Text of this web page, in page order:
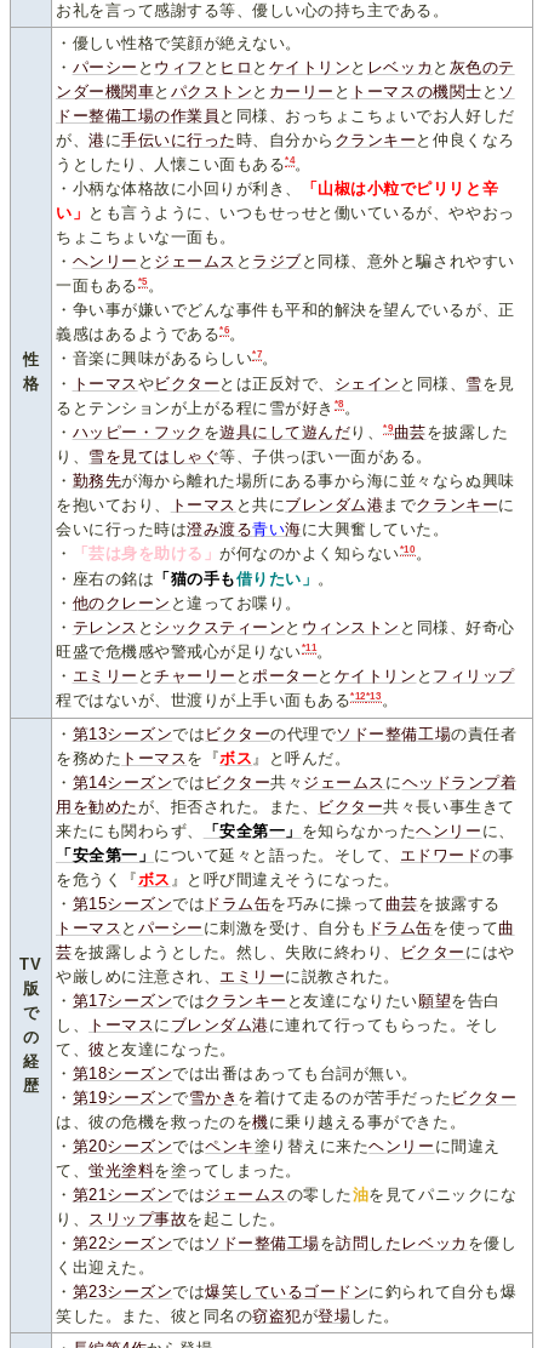
お礼を言って感謝する等、優しい心の持ち主である。
性
格
・優しい性格で笑顔が絶えない。
・ パーシー と ウィフ と ヒロ と ケイトリン と レベッカ と 灰色のテ
ンダー機関車と パクストン と カーリー と トーマスの機関士 と ソ
ドー整備工場の作業員 と同様、おっちょこちょいでお人好しだ
が、港に手伝いに行った時、自分から クランキー と仲良くなろ
うとしたり、人懐こい面もある*4。
・小柄な体格故に小回りが利き、
「山椒は小粒でピリリと辛
い」 とも言うように、いつもせっせと働いているが、ややおっ
ちょこちょいな一面も。
・ ヘンリー と ジェームス と ラジブ と同様、意外と騙されやすい
一面もある *5。
・争い事が嫌いでどんな事件も平和的解決を望んでいるが、正
義感はあるようである*6。
・音楽に興味があるらしい*7。
・
トーマス やビクター とは正反対で、 シェイン と同様、 雪を見
るとテンションが上がる程に雪が好き *8。
・ ハッピー・フック を遊具にして遊んだり、*9曲芸を披露した
り、 雪を見てはしゃぐ等、子供っぽい一面がある。
・ 勤務先が海から離れた場所にある事から海に並々ならぬ興味
を抱いており、
トーマス と共にブレンダム港までクランキーに
会いに行った時は澄み渡る青い海に大興奮していた。
・
「芸は身を助ける」が何なのかよく知らない*10。
・座右の銘は 「猫の手も借りたい」 。
・ 他のク レ ーン と違ってお喋り。
・ テレンス と シックスティーン と ウィンストン と同様、好奇心
旺盛で危機感や警戒心が足りない*11。
・ エミリー とチャーリー とポーター と ケイトリン と フィリップ
程ではないが、世渡りが上手い面もある*12*13。
TV
版
で
の
経
歴
・ 第13シーズンでは ビクターの代理でソドー整備工場の責任者
を務めた トーマス を『ボス 』と呼んだ。
・ 第14シーズンでは ビクター共々 ジェームス に ヘッドランプ着
用を勧めたが、拒否された。また、 ビクター共々長い事生きて
来たにも関わらず、
「安全第一」 を知らなかったヘンリー に、
「安全第一」 について延々と語った。そして、 エドワードの事
を危うく『 ボス 』と呼び間違えそうになった。
・ 第15シーズンでは ドラム缶を巧みに操って 曲芸を披露する
トーマス と パーシー に刺激を受け、自分も ドラム缶を使って曲
芸を披露しようとした。然し、失敗に終わり、 ビクター にはや
や厳しめに注意され、 エミリーに説教された。
・ 第17シーズンではクランキー と友達になりたい願望を告白
し、
トーマス に ブレンダム港に連れて行ってもらった。そし
て、彼 と友達になった。
・ 第18シーズンでは出番はあっても台詞が無い。
・ 第19シーズンで雪かき を着けて走るのが苦手だった ビクター
は、彼の危機を救ったのを機に乗り越える事ができた。
・ 第20シーズンではペンキ塗り替えに来たヘンリー に間違え
て、蛍光塗料を塗ってしまった。
・ 第21シーズンではジェームス の零した油を見てパニックにな
り、
スリップ事故を起こした。
・ 第22シーズンでは ソドー整備工場を訪問した レベッカ を優し
く出迎えた。
・ 第23シーズンでは爆笑している ゴードンに釣られて自分も爆
笑した。また、彼と同名の窃盗犯が登場した。